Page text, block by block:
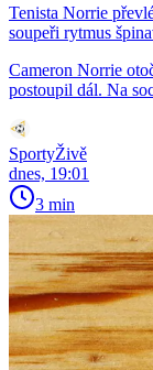
Tenista Norrie
soupeři rytmus
Cameron Norrie
postoupil dál. Na
SportyŽivě
dnes, 19:01
3 min